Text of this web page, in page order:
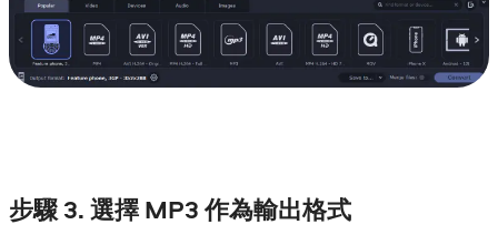
步驟 3. 選擇 MP3 作為輸出格式